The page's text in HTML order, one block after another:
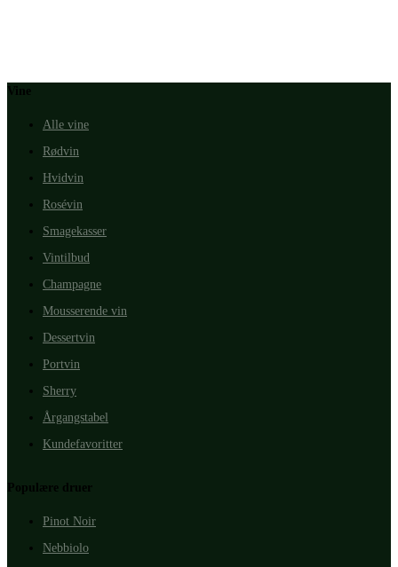
Vine
Alle vine
Rødvin
Hvidvin
Rosévin
Smagekasser
Vintilbud
Champagne
Mousserende vin
Dessertvin
Portvin
Sherry
Årgangstabel
Kundefavoritter
Populære druer
Pinot Noir
Nebbiolo